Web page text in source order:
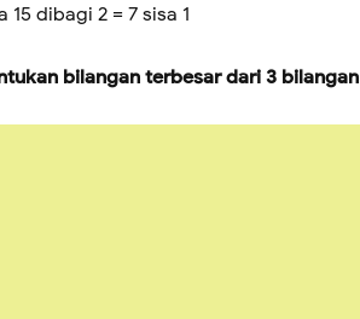
15 dibagi 2 = 7 sisa 1
bilangan terbesar dari 3 bilangan